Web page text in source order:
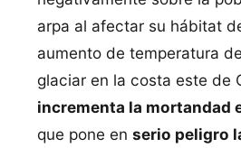
arpa al afectar su hábitat
aumento de temperatura
glaciar en la costa este de
incrementa la mortandad
que pone en serio peligro